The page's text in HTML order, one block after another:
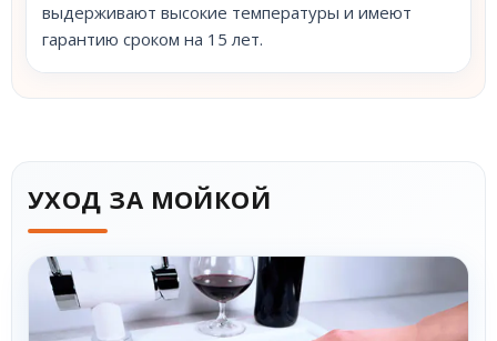
выдерживают высокие температуры и имеют
гарантию сроком на 15 лет.
УХОД ЗА МОЙКОЙ